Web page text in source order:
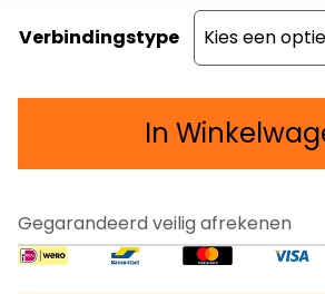
tot
€34.97
Verbindingstype
In
Gegarandeerd veilig afrekenen